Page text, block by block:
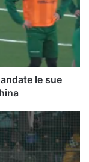
le sue